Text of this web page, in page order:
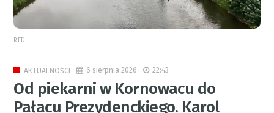
RED.
AKTUALNOŚCI 6 sierpnia 2026 22:43
Od piekarni w Kornowacu do
Pałacu Prezydenckiego. Karol